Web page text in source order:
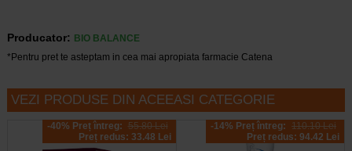
Producator:
BIO BALANCE
*Pentru pret te asteptam in cea mai apropiata farmacie Catena
VEZI PRODUSE DIN ACEEASI CATEGORIE
-40% Preț întreg: 55.80 Lei
Preț redus: 33.48 Lei
-14% Preț întreg: 110.10 Lei
Preț redus: 94.42 Lei